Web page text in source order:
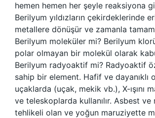
hemen hemen her şeyle reaksiyona
Berilyum yıldızların çekirdeklerinde
metallere dönüşür ve zamanla
Berilyum moleküler mi? Berilyum
polar olmayan bir molekül olarak
Berilyum radyoaktif mi? Radyoaktif
sahip bir element. Hafif ve dayanıklı
uçaklarda (uçak, mekik vb.), X-ışını
ve teleskoplarda kullanılır. Asbest
tehlikeli olan ve yoğun maruziyette